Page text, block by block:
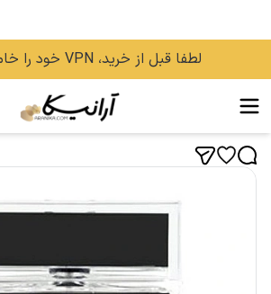
لطفا قبل از خرید، VPN خود را خاموش کنید.